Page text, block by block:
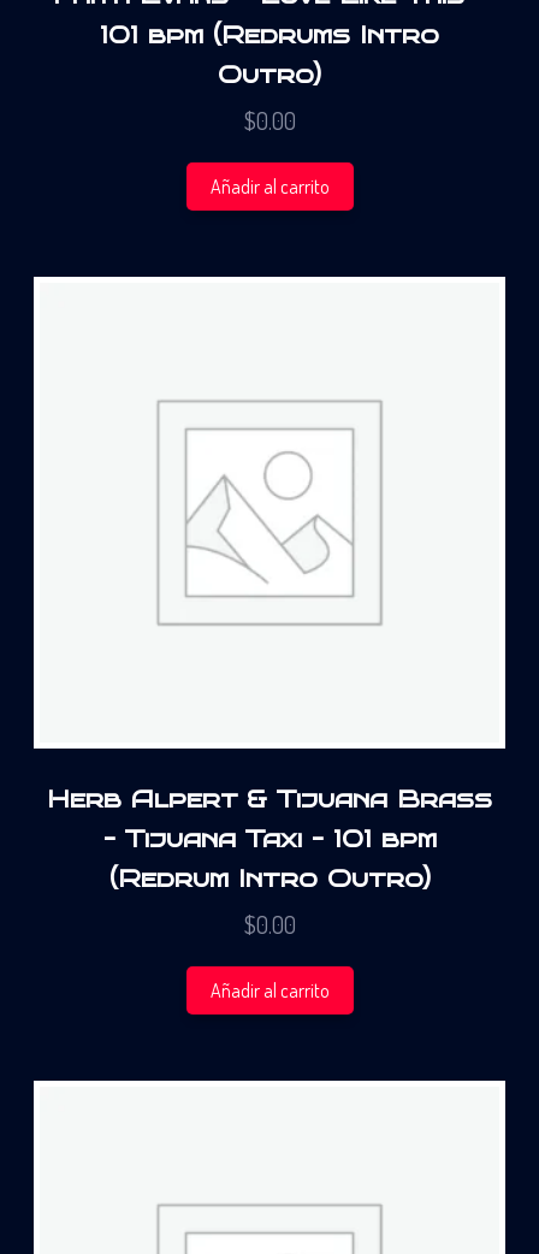
101 bpm (Redrums Intro
Outro)
$0.00
Añadir al carrito
Herb Alpert & Tijuana Brass
– Tijuana Taxi – 101 bpm
(Redrum Intro Outro)
$0.00
Añadir al carrito